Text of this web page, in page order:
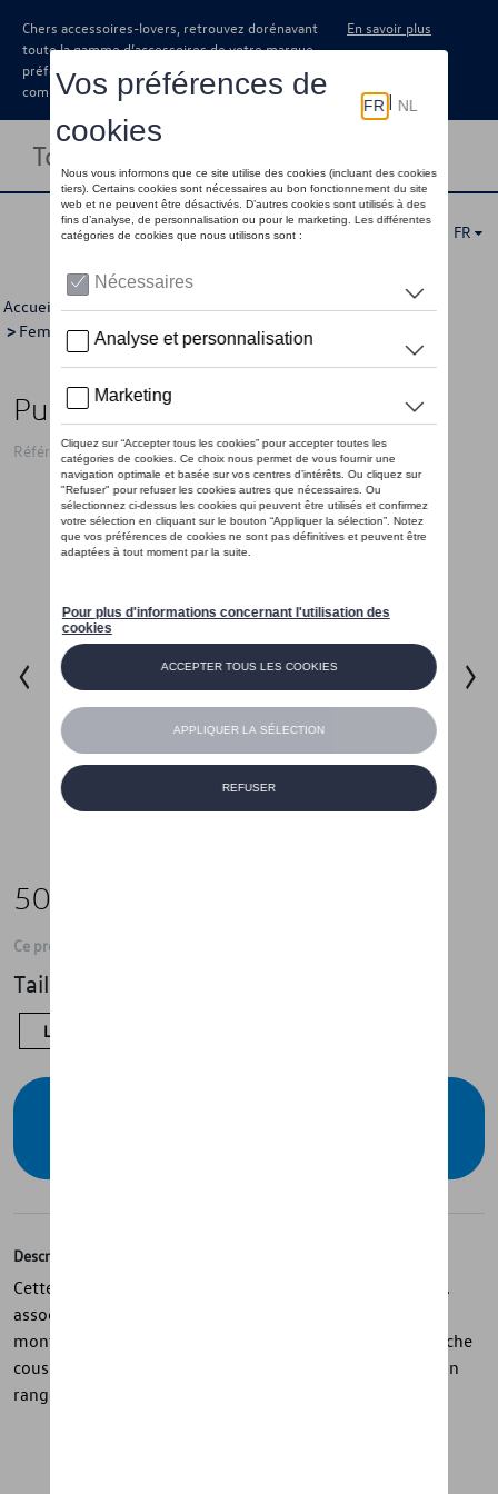
Chers accessoires-lovers, retrouvez dorénavant
toute la gamme d’accessoires de votre marque
préférée sous forme de catalogue à
commander auprès de votre concessionaire.
En savoir plus
Toggle navigation
FR
Accueil >Pour vous >ID Collection >Vêtements >Pulls
> Femmes > Détail
Pull VW avec logo ID, bleu - XL
Référence: 11A084012D 287
50,00 €
Ce produit n'est actuellement pas de stock
Taille
L
Description
Cette veste sweat bleue pour femmes de la collection ID.
associe confort et style moderne. Elle dispose d’un col
montant, d’une fermeture éclair ton sur ton et d’une poche
cousue avec compartiment supplémentaire zippé pour un
rangement pratique.